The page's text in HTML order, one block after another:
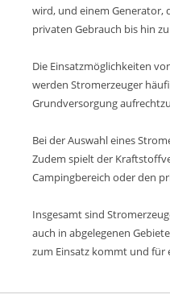
wird, und einem Generator,
privaten Gebrauch bis hin
Die Einsatzmöglichkeiten
werden Stromerzeuger
Grundversorgung
Bei der Auswahl eines
Zudem spielt der
Campingbereich oder den
Insgesamt sind
auch in abgelegenen
zum Einsatz kommt und für